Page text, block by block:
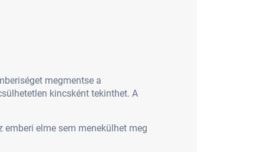
megmentse a
kincsként tekinthet. A
elme sem menekülhet meg